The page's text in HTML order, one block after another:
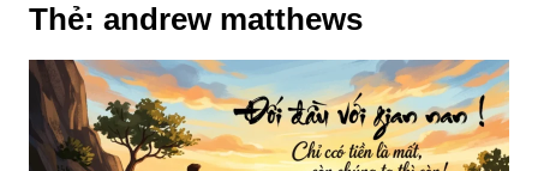
Thẻ: andrew matthews